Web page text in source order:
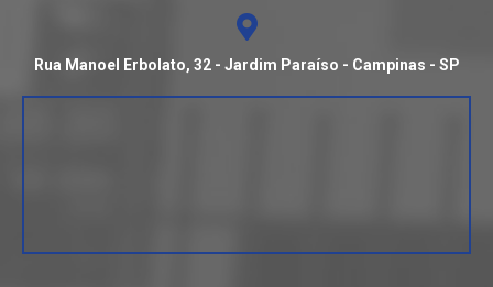
Rua Manoel Erbolato, 32 - Jardim Paraíso - Campinas - SP